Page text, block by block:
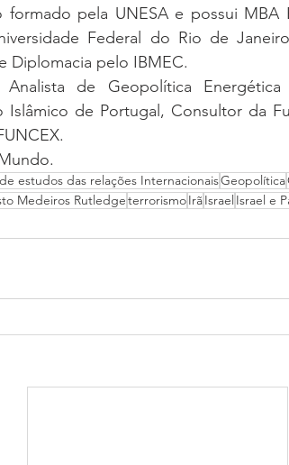
pela UNESA e possui MBA
Federal do Rio de
Diplomacia pelo IBMEC.
Analista de Geopolítica
de Portugal, Consultor da
estudos das relações InternacionaisGeopolítica
Medeiros RutledgeterrorismoIrãIsrael Israel e